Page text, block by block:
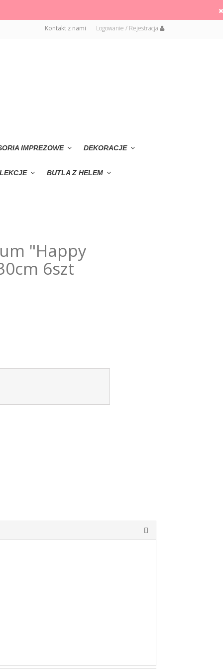
Logowanie / Rejestracja
Kontakt z nami
IMPREZOWE DEKORACJE
BUTLA Z HELEM
"Happy
6szt